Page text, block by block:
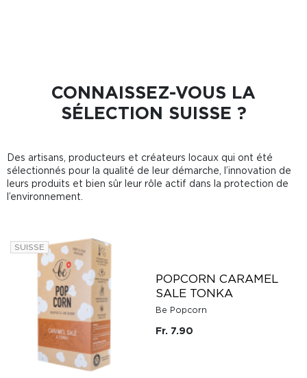
CONNAISSEZ-VOUS LA
SÉLECTION SUISSE ?
Des artisans, producteurs et créateurs locaux qui ont été
sélectionnés pour la qualité de leur démarche, l’innovation de
leurs produits et bien sûr leur rôle actif dans la protection de
l’environnement.
SUISSE
POPCORN CARAMEL
SALE TONKA
Be Popcorn
Fr. 7.90